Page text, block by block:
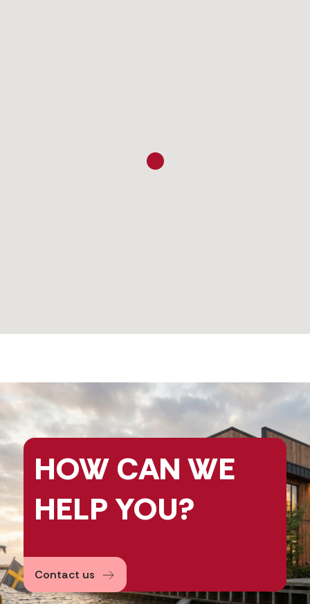
HOW CAN WE
HELPYOU?
Contact us